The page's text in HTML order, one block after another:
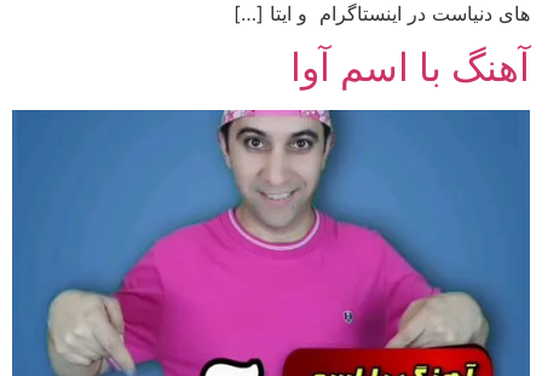
های دنیاست در اینستاگرام و ایتا […]
آهنگ با اسم آوا